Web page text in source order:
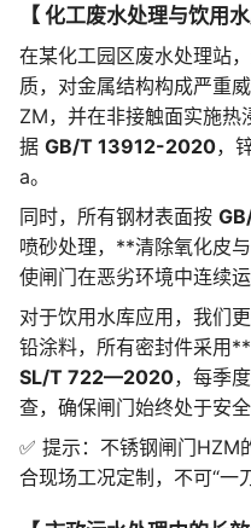
【 化工废水处理与饮用
在某化工园区废水处理站
质，对金属结构构成严重
ZM，并在非接触面实施
据 GB/T 13912-2020，
a。
同时，所有钢材表面按
喷砂处理，**清除氧化皮
使闸门在恶劣环境中连续
对于饮用水库应用，我们
铅涂料，所有密封件采用
SL/T 722—2020，每季
查，确保闸门始终处于安全
✅ 提示：不锈钢闸门HZM
合现场工况定制，不可“一刀